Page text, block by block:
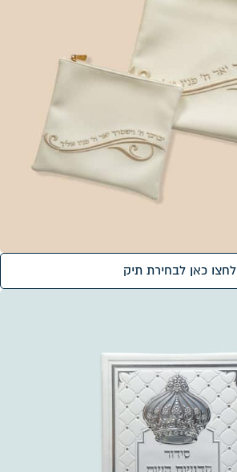
לחצו כאן לבחירת תיק